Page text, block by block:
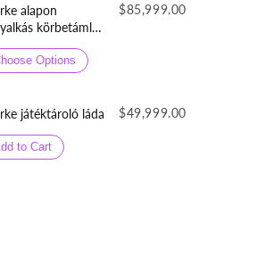
alapon
körbetámlás
$85,999.00
Options
játéktároló láda $49,999.00
to Cart